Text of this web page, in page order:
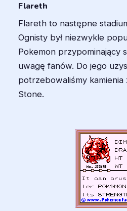
Flareth
Flareth to następne
Ognisty był niezwykle
Pokemon przypominający
uwagę fanów. Do jego
potrzebowaliśmy
Stone.